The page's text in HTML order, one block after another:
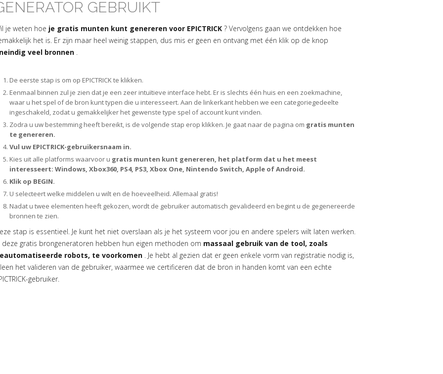
GEBRUIKT
je weten hoe je gratis munten kunt genereren voor EPICTRICK ? Vervolgens gaan we ontdekken hoe
het is. Er zijn maar heel weinig stappen, dus mis er geen en ontvang met één klik op de knop
veel bronnen .
De eerste stap is om op EPICTRICK te klikken.
Eenmaal binnen zul je zien dat je een zeer intuïtieve interface hebt. Er is slechts één huis en een zoekmachine,
waar u het spel of de bron kunt typen die u interesseert. Aan de linkerkant hebben we een categoriegedeelte
ingeschakeld, zodat u gemakkelijker het gewenste type spel of account kunt vinden.
Zodra u uw bestemming heeft bereikt, is de volgende stap erop klikken. Je gaat naar de pagina om gratis munten
te genereren.
Vul uw EPICTRICK-gebruikersnaam in.
Kies uit alle platforms waarvoor u gratis munten kunt genereren, het platform dat u het meest
interesseert: Windows, Xbox360, PS4, PS3, Xbox One, Nintendo Switch, Apple of Android.
Klik op BEGIN.
U selecteert welke middelen u wilt en de hoeveelheid. Allemaal gratis!
Nadat u twee elementen heeft gekozen, wordt de gebruiker automatisch gevalideerd en begint u de gegenereerde
bronnen te zien.
stap is essentieel. Je kunt het niet overslaan als je het systeem voor jou en andere spelers wilt laten werken.
deze gratis brongeneratoren hebben hun eigen methoden om massaal gebruik van de tool, zoals
robots, te voorkomen . Je hebt al gezien dat er geen enkele vorm van registratie nodig is,
het valideren van de gebruiker, waarmee we certificeren dat de bron in handen komt van een echte
gebruiker.